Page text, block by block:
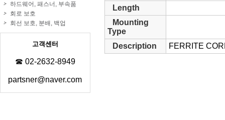
하드웨어, 패스너, 부속품
회로 보호
회선 보호, 분배, 백업
고객센터
☎ 02-2632-8949
partsner@naver.com
Length
Mounting
Type
Description
FERRITE